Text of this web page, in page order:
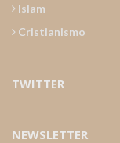
Islam
Cristianismo
TWITTER
NEWSLETTER